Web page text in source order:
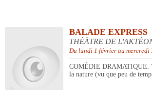
BALADE EXPRESS
THÉÂTRE DE
Du lundi 1 février au mercredi
COMÉDIE DRAMATIQUE.
la nature (vu que peu de